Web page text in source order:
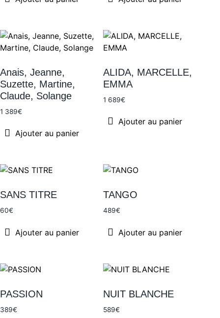
Anais, Jeanne,
Suzette, Martine,
Claude, Solange
1 389€
Ajouter au panier
ALIDA, MARCELLE,
EMMA
1 689€
Ajouter au panier
SANS TITRE
60€
Ajouter au panier
TANGO
489€
Ajouter au panier
PASSION
389€
NUIT BLANCHE
589€